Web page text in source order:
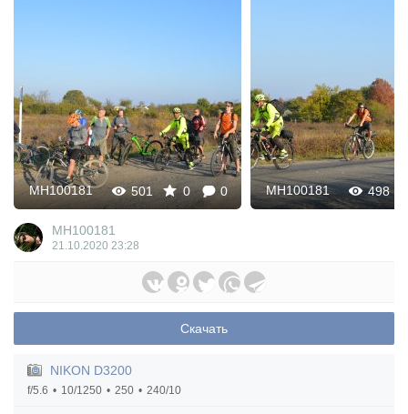
501 0 0
MH100181 498
MH100181
MH100181
21.10.2020 23:28
Скачать
NIKON D3200
f/5.6 10/1250 250 240/10